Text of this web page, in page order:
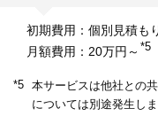
初期費用：個別見積も
月額費用：20万円～ *5
*5
本サービスは他社との
については別途発生しま